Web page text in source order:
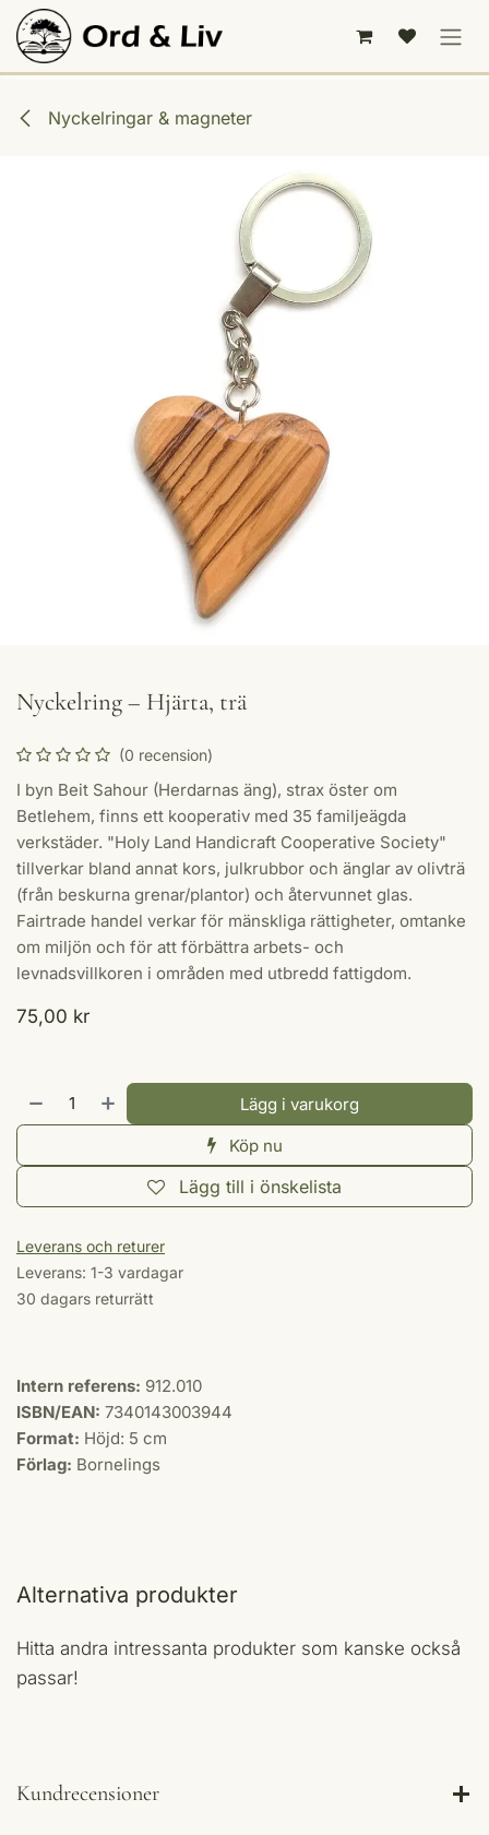
Hoppa till innehåll
Nyckelringar & magneter
Nyckelring – Hjärta, trä
(0 recension)
I byn Beit Sahour (Herdarnas äng), strax öster om
Betlehem, finns ett kooperativ med 35 familjeägda
verkstäder. "Holy Land Handicraft Cooperative Society"
tillverkar bland annat kors, julkrubbor och änglar av olivträ
(från beskurna grenar/plantor) och återvunnet glas.
Fairtrade handel verkar för mänskliga rättigheter, omtanke
om miljön och för att förbättra arbets- och
levnadsvillkoren i områden med utbredd fattigdom.
75,00 kr
Lägg i varukorg
Köp nu
Lägg till i önskelista
Leverans och returer
Leverans: 1-3 vardagar
30 dagars returrätt
Intern referens: 912.010
ISBN/EAN: 7340143003944
Format: Höjd: 5 cm
Förlag: Bornelings
Alternativa produkter
Hitta andra intressanta produkter som kanske också
passar!
Kundrecensioner